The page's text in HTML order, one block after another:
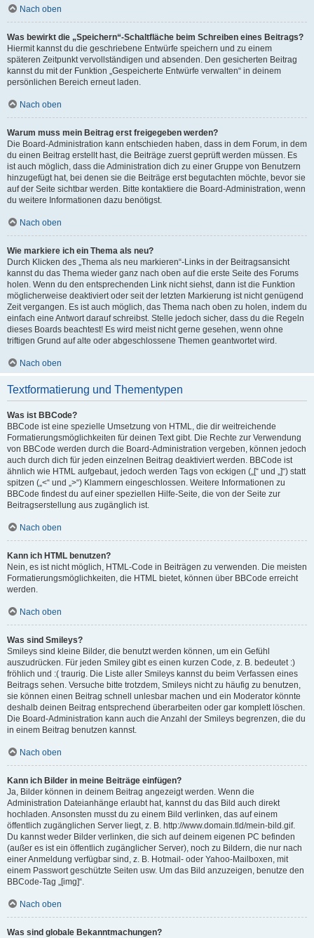
Nach oben
Was bewirkt die „Speichern“-Schaltfläche beim Schreiben eines Beitrags?
Hiermit kannst du die geschriebene Entwürfe speichern und zu einem
späteren Zeitpunkt vervollständigen und absenden. Den gesicherten Beitrag
kannst du mit der Funktion „Gespeicherte Entwürfe verwalten“ in deinem
persönlichen Bereich erneut laden.
Nach oben
Warum muss mein Beitrag erst freigegeben werden?
Die Board-Administration kann entschieden haben, dass in dem Forum, in dem
du einen Beitrag erstellt hast, die Beiträge zuerst geprüft werden müssen. Es
ist auch möglich, dass die Administration dich zu einer Gruppe von Benutzern
hinzugefügt hat, bei denen sie die Beiträge erst begutachten möchte, bevor sie
auf der Seite sichtbar werden. Bitte kontaktiere die Board-Administration, wenn
du weitere Informationen dazu benötigst.
Nach oben
Wie markiere ich ein Thema als neu?
Durch Klicken des „Thema als neu markieren“-Links in der Beitragsansicht
kannst du das Thema wieder ganz nach oben auf die erste Seite des Forums
holen. Wenn du den entsprechenden Link nicht siehst, dann ist die Funktion
möglicherweise deaktiviert oder seit der letzten Markierung ist nicht genügend
Zeit vergangen. Es ist auch möglich, das Thema nach oben zu holen, indem du
einfach eine Antwort darauf schreibst. Stelle jedoch sicher, dass du die Regeln
dieses Boards beachtest! Es wird meist nicht gerne gesehen, wenn ohne
triftigen Grund auf alte oder abgeschlossene Themen geantwortet wird.
Nach oben
Textformatierung und Thementypen
Was ist BBCode?
BBCode ist eine spezielle Umsetzung von HTML, die dir weitreichende
Formatierungsmöglichkeiten für deinen Text gibt. Die Rechte zur Verwendung
von BBCode werden durch die Board-Administration vergeben, können jedoch
auch durch dich für jeden einzelnen Beitrag deaktiviert werden. BBCode ist
ähnlich wie HTML aufgebaut, jedoch werden Tags von eckigen („[“ und „]“) statt
spitzen („<“ und „>“) Klammern eingeschlossen. Weitere Informationen zu
BBCode findest du auf einer speziellen Hilfe-Seite, die von der Seite zur
Beitragserstellung aus zugänglich ist.
Nach oben
Kann ich HTML benutzen?
Nein, es ist nicht möglich, HTML-Code in Beiträgen zu verwenden. Die meisten
Formatierungsmöglichkeiten, die HTML bietet, können über BBCode erreicht
werden.
Nach oben
Was sind Smileys?
Smileys sind kleine Bilder, die benutzt werden können, um ein Gefühl
auszudrücken. Für jeden Smiley gibt es einen kurzen Code, z. B. bedeutet :)
fröhlich und :( traurig. Die Liste aller Smileys kannst du beim Verfassen eines
Beitrags sehen. Versuche bitte trotzdem, Smileys nicht zu häufig zu benutzen,
sie können einen Beitrag schnell unlesbar machen und ein Moderator könnte
deshalb deinen Beitrag entsprechend überarbeiten oder gar komplett löschen.
Die Board-Administration kann auch die Anzahl der Smileys begrenzen, die du
in einem Beitrag benutzen kannst.
Nach oben
Kann ich Bilder in meine Beiträge einfügen?
Ja, Bilder können in deinem Beitrag angezeigt werden. Wenn die
Administration Dateianhänge erlaubt hat, kannst du das Bild auch direkt
hochladen. Ansonsten musst du zu einem Bild verlinken, das auf einem
öffentlich zugänglichen Server liegt, z. B. http://www.domain.tld/mein-bild.gif.
Du kannst weder Bilder verlinken, die sich auf deinem eigenen PC befinden
(außer es ist ein öffentlich zugänglicher Server), noch zu Bildern, die nur nach
einer Anmeldung verfügbar sind, z. B. Hotmail- oder Yahoo-Mailboxen, mit
einem Passwort geschützte Seiten usw. Um das Bild anzuzeigen, benutze den
BBCode-Tag „[img]“.
Nach oben
Was sind globale Bekanntmachungen?